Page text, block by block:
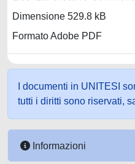
Dimensione 529.8 kB
Formato Adobe PDF
I documenti in UNITESI
tutti i diritti sono riservati,
Informazioni